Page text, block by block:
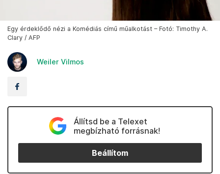
Egy érdeklődő nézi a Komédiás című műalkotást – Fotó: Timothy A.
Clary / AFP
Weiler Vilmos
Állítsd be a Telexet
megbízható forrásnak!
Beállítom